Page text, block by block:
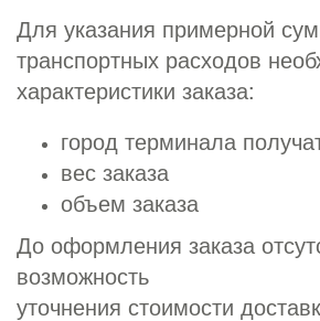
Для указания примерной
транспортных расходов
характеристики заказа:
город терминала
вес заказа
объем заказа
До оформления заказа
возможность
уточнения стоимости